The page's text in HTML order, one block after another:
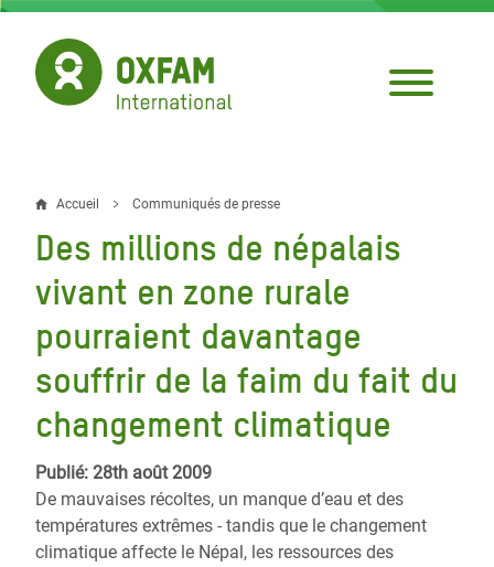
Aller
contenu
principal
Fil
d'Ariane
Accueil Communiqués de presse
Des millions de népalais
vivant en zone rurale
pourraient davantage
souffrir de la faim du fait du
changement climatique
Publié: 28th août 2009
De mauvaises récoltes, un manque d’eau et des
températures extrêmes - tandis que le changement
climatique affecte le Népal, les ressources des